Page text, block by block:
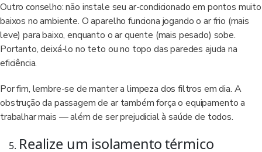
Outro conselho: não instale seu ar-condicionado em pontos muito
baixos no ambiente. O aparelho funciona jogando o ar frio (mais
leve) para baixo, enquanto o ar quente (mais pesado) sobe.
Portanto, deixá-lo no teto ou no topo das paredes ajuda na
eficiência.
Por fim, lembre-se de manter a limpeza dos filtros em dia. A
obstrução da passagem de ar também força o equipamento a
trabalhar mais — além de ser prejudicial à saúde de todos.
Realize um isolamento térmico